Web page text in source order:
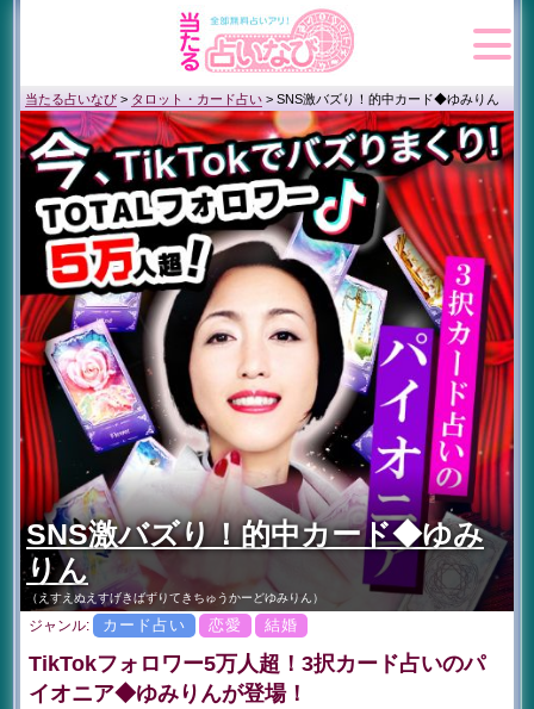
当たる占いなび > タロット・カード占い >SNS激バズり！的中カード◆ゆみりん
SNS激バズり！的中カード◆ゆみ
りん
（えすえぬえすげきばずりてきちゅうかーどゆみりん）
ジャンル: カード占い 恋愛 結婚
TikTokフォロワー5万人超！3択カード占いのパ
イオニア◆ゆみりんが登場！